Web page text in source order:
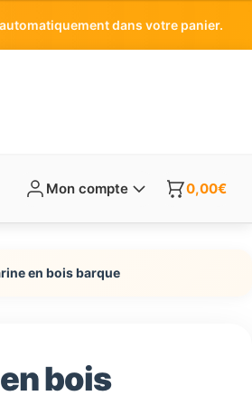
dans votre panier.
Mon compte 0,00€
en bois barque
bois